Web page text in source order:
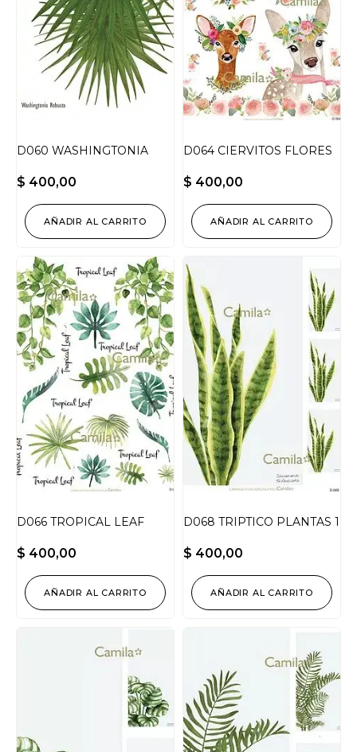
D060 WASHINGTONIA
$ 400,00
AÑADIR AL CARRITO
D064 CIERVITOS FLORES
$ 400,00
AÑADIR AL CARRITO
D066 TROPICAL LEAF
$ 400,00
AÑADIR AL CARRITO
D068 TRIPTICO PLANTAS 1
$ 400,00
AÑADIR AL CARRITO